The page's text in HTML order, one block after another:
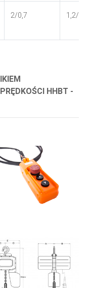
2/0,7 1,2/0,4
HHBT -